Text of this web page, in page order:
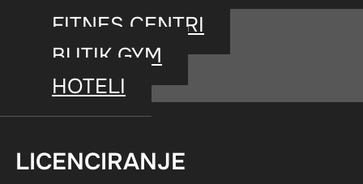
FITNES CENTRI
BUTIK GYM
HOTELI
LICENCIRANJE
Zajedno unapređujemo
vrhunsku sportsku opremu.